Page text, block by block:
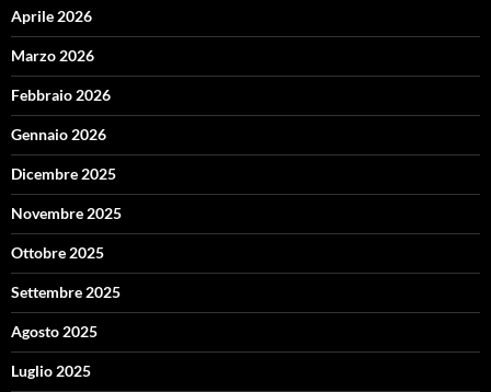
Aprile 2026
Marzo 2026
Febbraio 2026
Gennaio 2026
Dicembre 2025
Novembre 2025
Ottobre 2025
Settembre 2025
Agosto 2025
Luglio 2025